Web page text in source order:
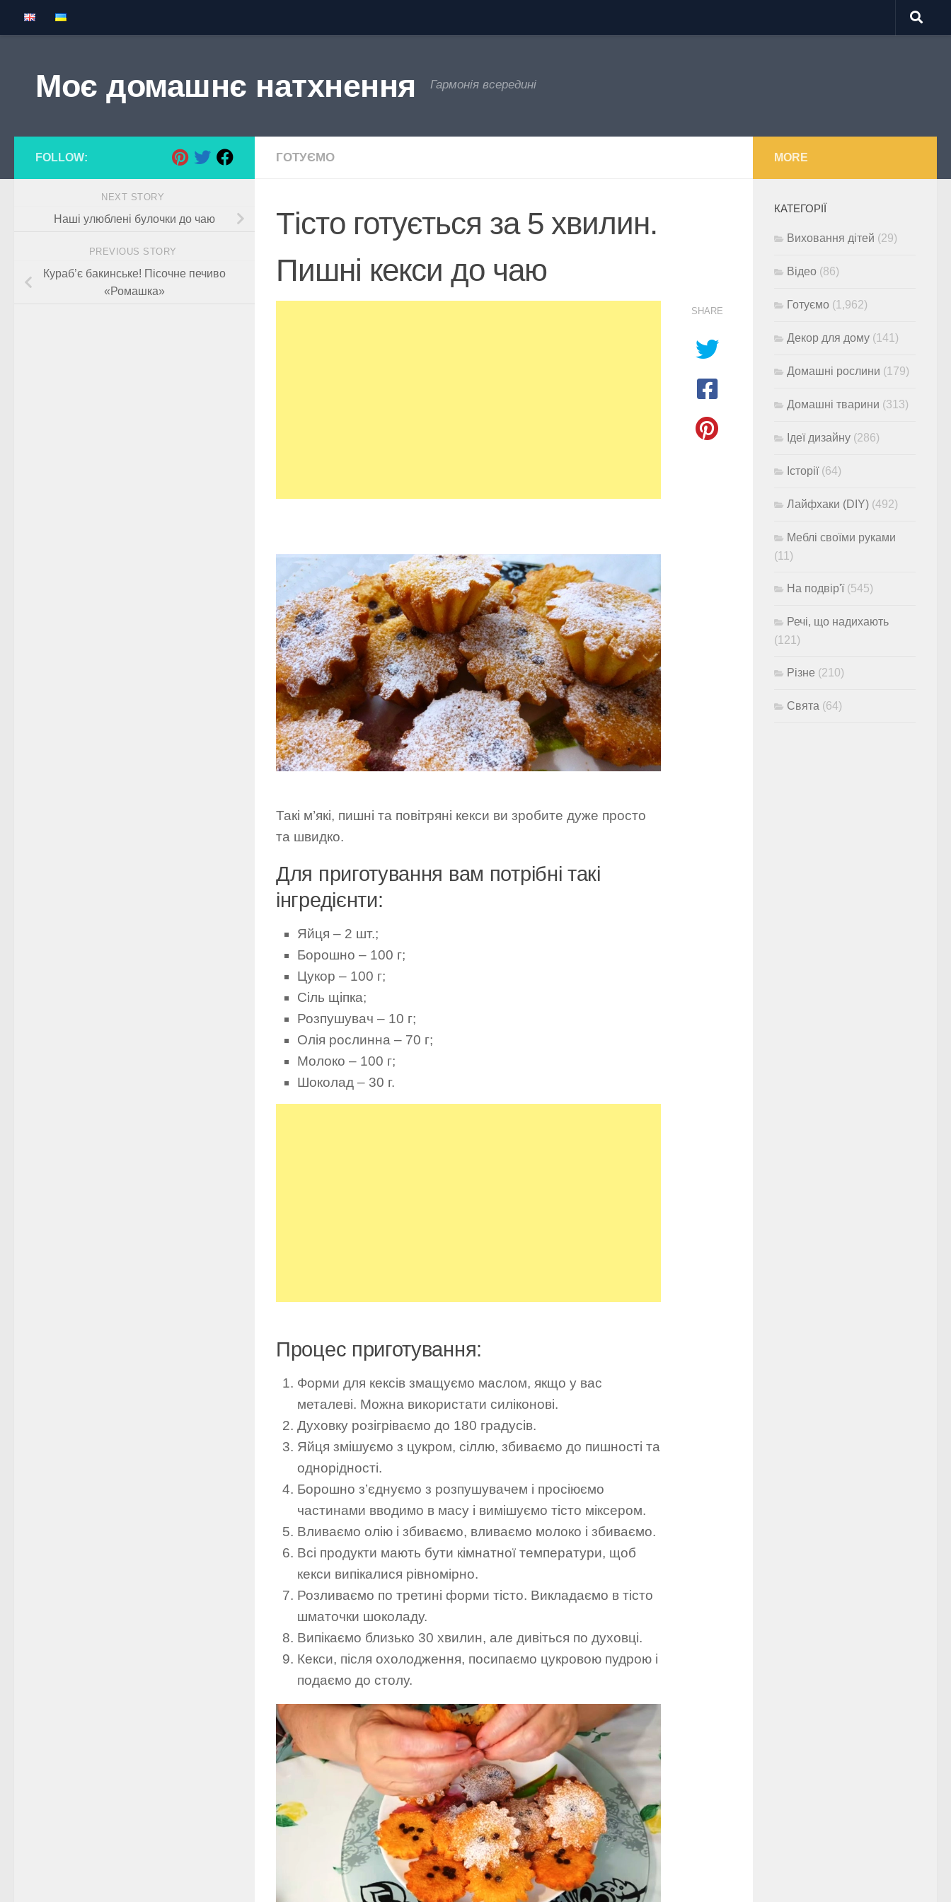
Skip to content
Моє домашнє натхнення Гармонія всередині
ГОТУЄМО
Тісто готується за 5 хвилин.
Пишні кекси до чаю
Такі м’які, пишні та повітряні кекси ви зробите дуже просто
та швидко.
Для приготування вам потрібні такі
інгредієнти:
Яйця – 2 шт.;
Борошно – 100 г;
Цукор – 100 г;
Сіль щіпка;
Розпушувач – 10 г;
Олія рослинна – 70 г;
Молоко – 100 г;
Шоколад – 30 г.
Процес приготування:
Форми для кексів змащуємо маслом, якщо у вас
металеві. Можна використати силіконові.
Духовку розігріваємо до 180 градусів.
Яйця змішуємо з цукром, сіллю, збиваємо до пишності та
однорідності.
Борошно з’єднуємо з розпушувачем і просіюємо
частинами вводимо в масу і вимішуємо тісто міксером.
Вливаємо олію і збиваємо, вливаємо молоко і збиваємо.
Всі продукти мають бути кімнатної температури, щоб
кекси випікалися рівномірно.
Розливаємо по третині форми тісто. Викладаємо в тісто
шматочки шоколаду.
Випікаємо близько 30 хвилин, але дивіться по духовці.
Кекси, після охолодження, посипаємо цукровою пудрою і
подаємо до столу.
SHARE
FOLLOW:
NEXT STORY
Наші улюблені булочки до чаю
PREVIOUS STORY
Кураб’є бакинське! Пісочне печиво
«Ромашка»
MORE
КАТЕГОРІЇ
Виховання дітей (29)
Відео (86)
Готуємо (1,962)
Декор для дому (141)
Домашні рослини (179)
Домашні тварини (313)
Ідеї дизайну (286)
Історії(64)
Лайфхаки (DIY) (492)
Меблі своїми руками
(11)
На подвір'ї(545)
Речі, що надихають
(121)
Різне (210)
Свята (64)